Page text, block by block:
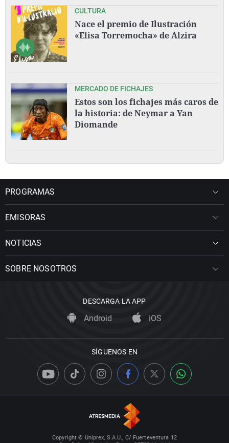
CULTURA
Nace el premio de Ilustración
«Elisa Torremocha» de Alzira
MERCADO DE FICHAJES
Estos son los fichajes más caros de
la historia: de Neymar a Yan
Diomande
PROGRAMAS
EMISORAS
NOTICIAS
SOBRE NOSOTROS
DESCARGA LA APP
Android iOS
SÍGUENOS EN
Copyright © Uniprex, S.A.U., C/ Fuerteventura 12